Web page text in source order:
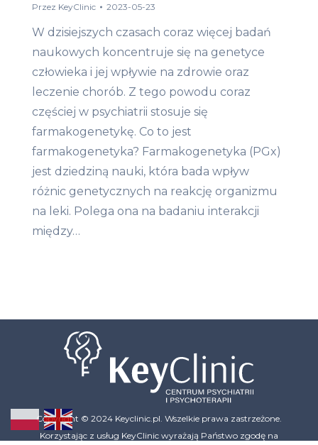
Przez KeyClinic 2023-05-23
W dzisiejszych czasach coraz więcej badań
naukowych koncentruje się na genetyce
człowieka i jej wpływie na zdrowie oraz
leczenie chorób. Z tego powodu coraz
częściej w psychiatrii stosuje się
farmakogenetykę. Co to jest
farmakogenetyka? Farmakogenetyka (PGx)
jest dziedziną nauki, która bada wpływ
różnic genetycznych na reakcję organizmu
na leki. Polega ona na badaniu interakcji
między…
Copyright © 2024 Keyclinic.pl. Wszelkie prawa zastrzeżone.
Korzystając z usług KeyClinic wyrażają Państwo zgodę na